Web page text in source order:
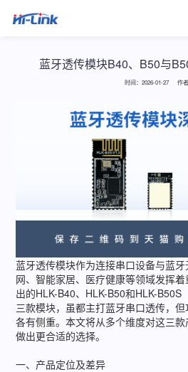
蓝牙透传模块B40、B50与
时间：2026-01-27 作者
蓝牙透传模块作为连接串口设备与蓝
网、智能家居、医疗健康等领域发挥
出的HLK-B40、HLK-B50和HLK-B50S
三款模块，虽都主打蓝牙串口透传，
各有侧重。本文将从多个维度对这三
做出更合适的选择。
一、产品定位及差异